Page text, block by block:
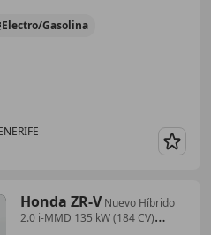
Electro/Gasolina
Honda ZR-V Nuevo Híbrido
2.0 i-MMD 135 kW (184 CV)